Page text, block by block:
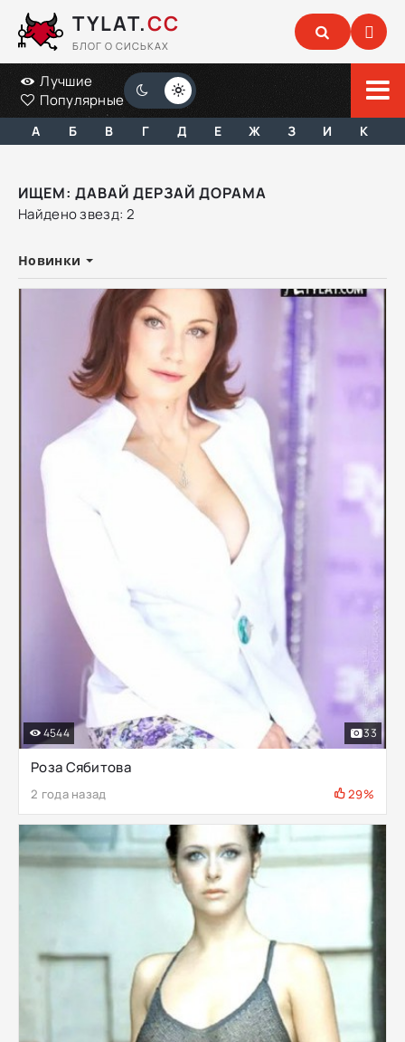
TYLAT.CC
БЛОГ О СИСЬКАХ
Лучшие
Популярные
А Б В Г Д Е Ж З И К
ИЩЕМ: ДАВАЙ ДЕРЗАЙ ДОРАМА
Найдено звезд: 2
Новинки
Роза Сябитова
2 года назад 29%
4544 33